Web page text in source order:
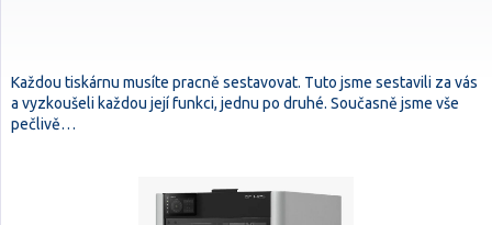
Každou tiskárnu musíte pracně sestavovat. Tuto jsme sestavili za vás
a vyzkoušeli každou její funkci, jednu po druhé. Současně jsme vše
pečlivě…